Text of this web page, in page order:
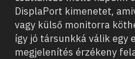
DisplaPort kimenetet,
vagy külső monitorra
így jó társunkká válik egy
megjelenítés érzékeny